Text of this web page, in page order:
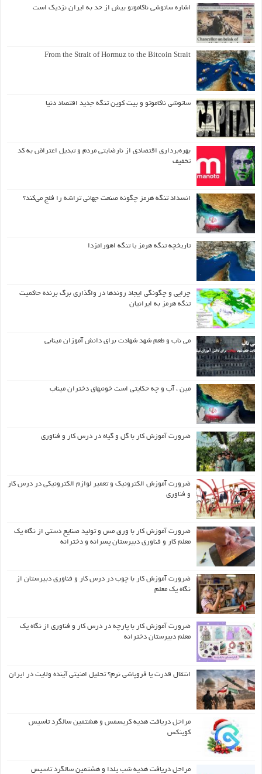
اشاره ساتوشی ناکاموتو بیش از حد به ایران نزدیک است
From the Strait of Hormuz to the Bitcoin Strait
ساتوشی ناکاموتو و بیت کوین تنگه جدید اقتصاد دنیا
بهره‌برداری اقتصادی از نارضایتی مردم و تبدیل اعتراض به کد
تخفیف
انسداد تنگه هرمز چگونه صنعت جهانی تراشه را فلج می‌کند؟
تاریخچه تنگه هرمز یا تنگه اهورامزدا
چرایی و چگونگی ایجاد روندها در واگذاری برگ برنده حاکمیت
تنگه هرمز به ایرانیان
می ناب و طعم شهد شهادت برای دانش آموزان مینابی
مین ، آب و چه حکایتی است خونبهای دختران میناب
ضرورت آموزش کار با گل و گیاه در درس کار و فناوری
ضرورت آموزش الکترونیک و تعمیر لوازم الکترونیکی در درس کار
و فناوری
ضرورت آموزش کار با ورق مس و تولید صنایع دستی از نگاه یک
معلم کار و فناوری دبیرستان پسرانه و دخترانه
ضرورت آموزش کار با چوب در درس کار و فناوری دبیرستان از
نگاه یک معلم
ضرورت آموزش کار با پارچه در درس کار و فناوری از نگاه یک
معلم دبیرستان دخترانه
انتقال قدرت یا فروپاشی نرم؟ تحلیل امنیتی آینده ولایت در ایران
مراحل دریافت هدیه کریسمس و هشتمین سالگرد تاسیس
کوینکس
مراحل دریافت هدیه شب یلدا و هشتمین سالگرد تاسیس